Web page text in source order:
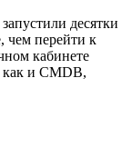
десятки
чем перейти к
кабинете
как и CMDB,